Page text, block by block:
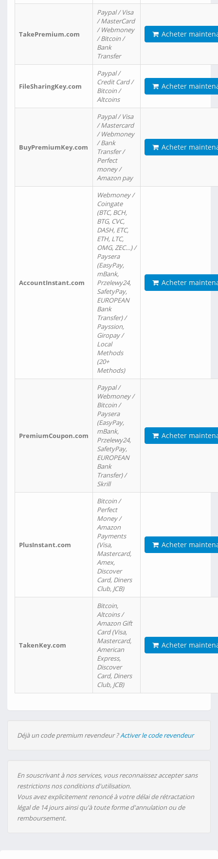
TakePremium.com
Paypal / Visa
/ MasterCard
/ Webmoney
/ Bitcoin /
Bank
Transfer
Acheter
FileSharingKey.com
Paypal /
Credit Card /
Bitcoin /
Altcoins
Acheter
BuyPremiumKey.com
Paypal / Visa
/ Mastercard
/ Webmoney
/ Bank
Transfer /
Perfect
money /
Amazon pay
Acheter
AccountInstant.com
Webmoney /
Coingate
(BTC, BCH,
BTG, CVC,
DASH, ETC,
ETH, LTC,
OMG, ZEC…) /
Paysera
(EasyPay,
mBank,
Przelewy24,
SafetyPay,
EUROPEAN
Bank
Transfer) /
Payssion,
Giropay /
Local
Methods
(20+
Methods)
Acheter
PremiumCoupon.com
Paypal /
Webmoney /
Bitcoin /
Paysera
(EasyPay,
mBank,
Przelewy24,
SafetyPay,
EUROPEAN
Bank
Transfer) /
Skrill
Acheter
PlusInstant.com
Bitcoin /
Perfect
Money /
Amazon
Payments
(Visa,
Mastercard,
Amex,
Discover
Card, Diners
Club, JCB)
Acheter
TakenKey.com
Bitcoin,
Altcoins /
Amazon Gift
Card (Visa,
Mastercard,
American
Express,
Discover
Card, Diners
Club, JCB)
Acheter
Déjà un code premium revendeur ?Activer le code revendeur
En souscrivant à nos services, vous reconnaissez accepter sans
restrictions nos conditions d'utilisation.
Vous avez explicitement renoncé à votre délai de rétractation
légal de 14 jours ainsi qu'à toute forme d'annulation ou de
remboursement.